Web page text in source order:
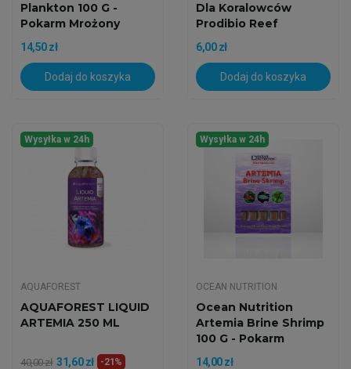
Plankton 100 G -
Pokarm Mrożony
14,50 zł
Dodaj do koszyka
Dla Koralowców
Prodibio Reef
Booster...
6,00 zł
Dodaj do koszyka
Wysyłka w 24h
AQUAFOREST
AQUAFOREST LIQUID
ARTEMIA 250 ML
40,00 zł 31,60 zł -21%
Wysyłka w 24h
OCEAN NUTRITION
Ocean Nutrition
Artemia Brine Shrimp
100 G - Pokarm
Mrożony
14,00 zł